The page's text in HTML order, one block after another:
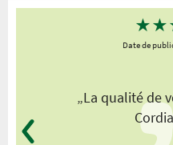
★★
Date de
„La qualité de